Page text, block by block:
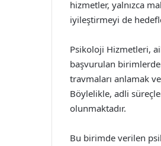
hizmetler, yalnızca
iyileştirmeyi de
Psikoloji Hizmetleri,
başvurulan
travmaları anlamak
Böylelikle, adli
olunmaktadır.
Bu birimde verilen